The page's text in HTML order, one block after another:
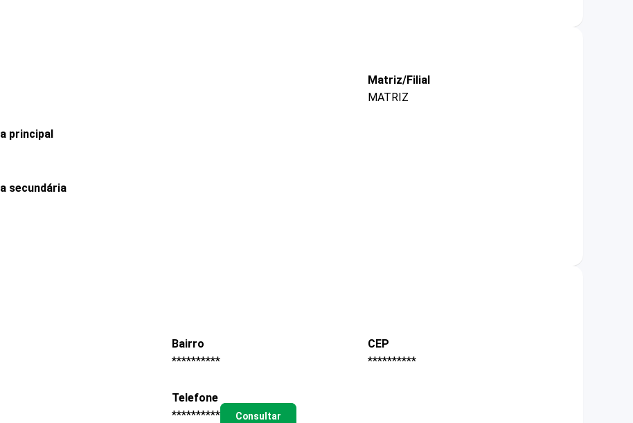
Matriz/Filial
MATRIZ
principal
secundária
Bairro
**********
CEP
**********
Telefone
**********
Consultar